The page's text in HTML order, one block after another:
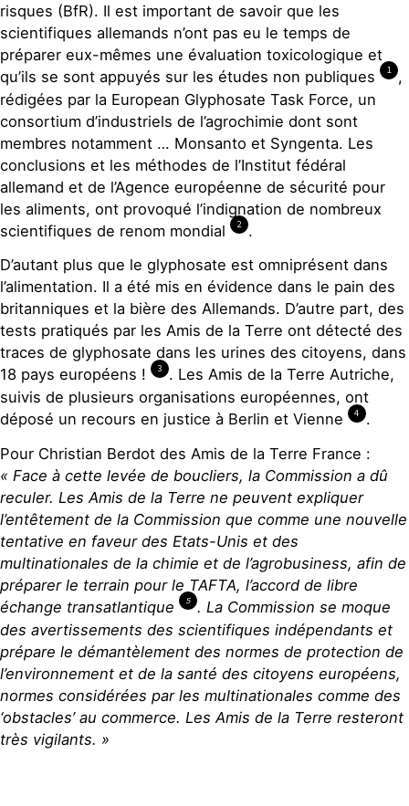
risques (BfR). Il est important de savoir que les
scientifiques allemands n’ont pas eu le temps de
préparer eux-mêmes une évaluation toxicologique et
qu’ils se sont appuyés sur les études non publiques
1
,
rédigées par la European Glyphosate Task Force, un
consortium d’industriels de l’agrochimie dont sont
membres notamment … Monsanto et Syngenta. Les
conclusions et les méthodes de l’Institut fédéral
allemand et de l’Agence européenne de sécurité pour
les aliments, ont provoqué l’indignation de nombreux
scientifiques de renom mondial
2
.
D’autant plus que le glyphosate est omniprésent dans
l’alimentation. Il a été mis en évidence dans le pain des
britanniques et la bière des Allemands. D’autre part, des
tests pratiqués par les Amis de la Terre ont détecté des
traces de glyphosate dans les urines des citoyens, dans
18 pays européens !
3
. Les Amis de la Terre Autriche,
suivis de plusieurs organisations européennes, ont
déposé un recours en justice à Berlin et Vienne
4
.
Pour Christian Berdot des Amis de la Terre France :
« Face à cette levée de boucliers, la Commission a dû
reculer. Les Amis de la Terre ne peuvent expliquer
l’entêtement de la Commission que comme une nouvelle
tentative en faveur des Etats-Unis et des
multinationales de la chimie et de l’agrobusiness, afin de
préparer le terrain pour le TAFTA, l’accord de libre
échange transatlantique
5 . La Commission se moque
des avertissements des scientifiques indépendants et
prépare le démantèlement des normes de protection de
l’environnement et de la santé des citoyens européens,
normes considérées par les multinationales comme des
‘obstacles’ au commerce. Les Amis de la Terre resteront
très vigilants. »